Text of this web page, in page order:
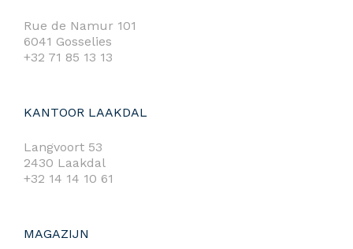
Rue de Namur 101
6041 Gosselies
+32 71 85 13 13
KANTOOR LAAKDAL
Langvoort 53
2430 Laakdal
+32 14 14 10 61
MAGAZIJN